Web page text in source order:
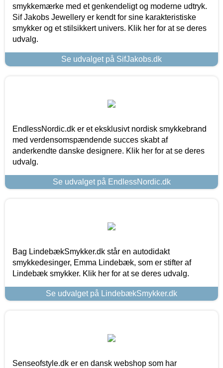
smykkemærke med et genkendeligt og moderne udtryk.
Sif Jakobs Jewellery er kendt for sine karakteristiske
smykker og et stilsikkert univers. Klik her for at se deres
udvalg.
Se udvalget på SifJakobs.dk
EndlessNordic.dk er et eksklusivt nordisk smykkebrand
med verdensomspændende succes skabt af
anderkendte danske designere. Klik her for at se deres
udvalg.
Se udvalget på EndlessNordic.dk
Bag LindebækSmykker.dk står en autodidakt
smykkedesinger, Emma Lindebæk, som er stifter af
Lindebæk smykker. Klik her for at se deres udvalg.
Se udvalget på LindebækSmykker.dk
Senseofstyle.dk er en dansk webshop som har